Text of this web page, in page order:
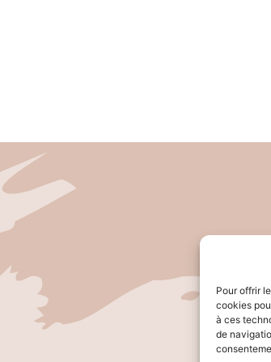
Pour offrir
cookies
à ces
de